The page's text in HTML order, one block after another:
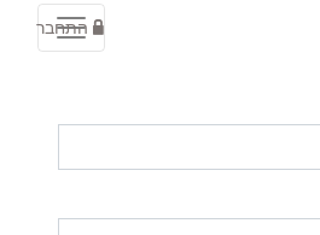
התחבר